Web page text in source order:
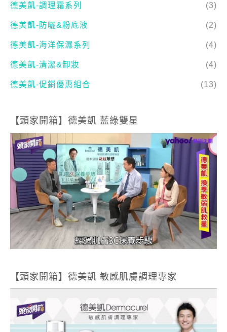
德美凱-調理霜系列 (3)
德美凱-防曬&粉底液 (2)
德美凱-海洋保濕系列 (4)
德美凱-清潔&卸妝 (4)
德美凱-促銷優惠組合 (13)
【頭家開箱】德美凱 藍綠雙星
【頭家開箱】德美凱 敏感肌膚調理專家